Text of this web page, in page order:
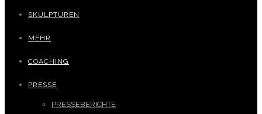
SKULPTUREN
MEHR
COACHING
PRESSE
PRESSEBERICHTE